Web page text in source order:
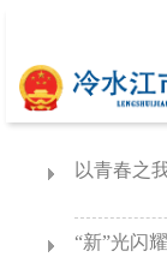
市院领导“新”光闪